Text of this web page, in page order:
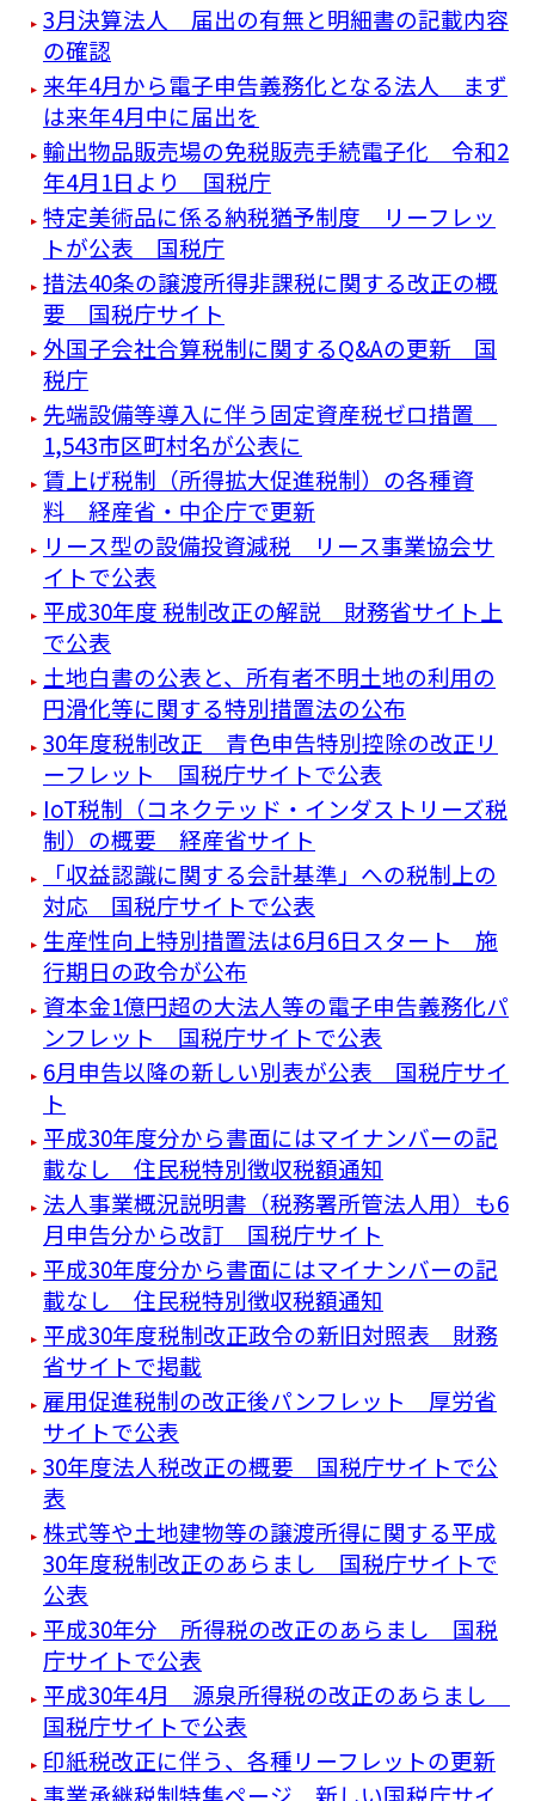
3月決算法人 届出の有無と明細書の記載内容
の確認
来年4月から電子申告義務化となる法人 まず
は来年4月中に届出を
輸出物品販売場の免税販売手続電子化 令和2
年4月1日より 国税庁
特定美術品に係る納税猶予制度 リーフレッ
トが公表 国税庁
措法40条の譲渡所得非課税に関する改正の概
要 国税庁サイト
外国子会社合算税制に関するQ&Aの更新 国
税庁
先端設備等導入に伴う固定資産税ゼロ措置
1,543市区町村名が公表に
賃上げ税制（所得拡大促進税制）の各種資
料 経産省・中企庁で更新
リース型の設備投資減税 リース事業協会サ
イトで公表
平成30年度 税制改正の解説 財務省サイト上
で公表
土地白書の公表と、所有者不明土地の利用の
円滑化等に関する特別措置法の公布
30年度税制改正 青色申告特別控除の改正リ
ーフレット 国税庁サイトで公表
IoT税制（コネクテッド・インダストリーズ税
制）の概要 経産省サイト
「収益認識に関する会計基準」への税制上の
対応 国税庁サイトで公表
生産性向上特別措置法は6月6日スタート 施
行期日の政令が公布
資本金1億円超の大法人等の電子申告義務化パ
ンフレット 国税庁サイトで公表
6月申告以降の新しい別表が公表 国税庁サイ
ト
平成30年度分から書面にはマイナンバーの記
載なし 住民税特別徴収税額通知
法人事業概況説明書（税務署所管法人用）も6
月申告分から改訂 国税庁サイト
平成30年度分から書面にはマイナンバーの記
載なし 住民税特別徴収税額通知
平成30年度税制改正政令の新旧対照表 財務
省サイトで掲載
雇用促進税制の改正後パンフレット 厚労省
サイトで公表
30年度法人税改正の概要 国税庁サイトで公
表
株式等や土地建物等の譲渡所得に関する平成
30年度税制改正のあらまし 国税庁サイトで
公表
平成30年分 所得税の改正のあらまし 国税
庁サイトで公表
平成30年4月 源泉所得税の改正のあらまし
国税庁サイトで公表
印紙税改正に伴う、各種リーフレットの更新
事業承継税制特集ページ 新しい国税庁サイ